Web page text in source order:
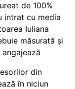
de 100%
intrat cu media
Iuliana
măsurată și
din
în niciun